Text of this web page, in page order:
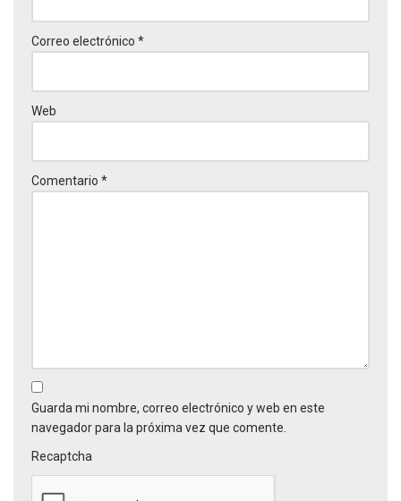
Correo electrónico *
Web
Comentario *
Guarda mi nombre, correo electrónico y web en este
navegador para la próxima vez que comente.
Recaptcha